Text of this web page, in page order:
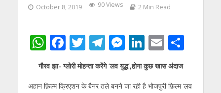
October 8, 2019 90 Views 2 Min Read
W
h
at
F
ac
e
T
w
itt
T
el
e
M
e
ss
Li
n
k
E
m
ai
S
गौरव झा- ग्लोरी मोहन्ता करेंगे ‘लव युद्ध’,होगा कुछ खास अंदाज
अहान फ़िल्म क्रिएशन के बैनर तले बनने जा रही है भोजपुरी फ़िल्म ‘लव